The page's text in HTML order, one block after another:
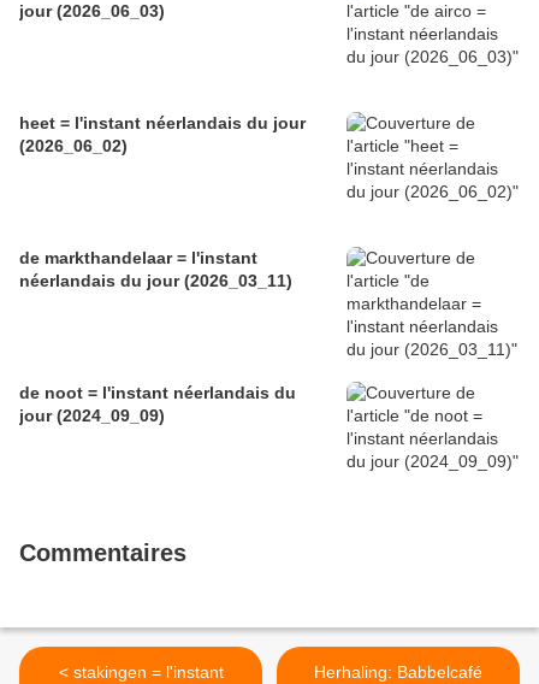
jour (2026_06_03)
heet = l'instant néerlandais du jour
(2026_06_02)
de markthandelaar = l'instant
néerlandais du jour (2026_03_11)
de noot = l'instant néerlandais du
jour (2024_09_09)
Commentaires
< stakingen = l'instant
Herhaling: Babbelcafé